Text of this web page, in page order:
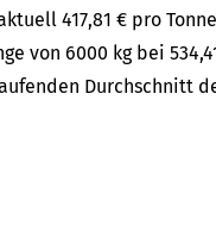
417,81 € pro
von 6000 kg bei
Durchschnitt